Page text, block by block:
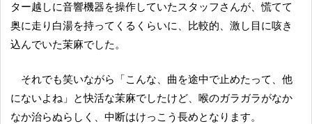
ター越しに音響機器を操作していたスタッフさんが、慌てて
奥に走り白湯を持ってくるくらいに、比較的、激し目に咳き
込んでいた茉麻でした。
それでも笑いながら「こんな、曲を途中で止めたって、他
にないよね」と快活な茉麻でしたけど、喉のガラガラがなか
なか治らぬらしく、中断はけっこう長めとなります。